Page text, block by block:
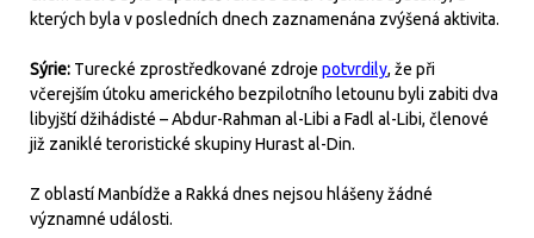
kterých byla v posledních dnech zaznamenána zvýšená aktivita.
Sýrie: Turecké zprostředkované zdroje potvrdily, že při
včerejším útoku amerického bezpilotního letounu byli zabiti dva
libyjští džihádisté – Abdur-Rahman al-Libi a Fadl al-Libi, členové
již zaniklé teroristické skupiny Hurast al-Din.
Z oblastí Manbídže a Rakká dnes nejsou hlášeny žádné
významné události.